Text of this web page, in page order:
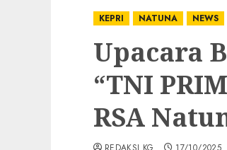
KEPRI NATUNA NEWS
Upacara
“TNI
RSA